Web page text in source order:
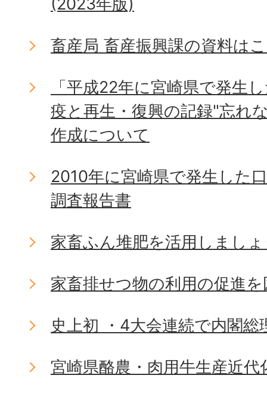
畜産局 畜産振興課の資料は
「平成22年に宮崎県で発生
疫と再生・復興の記録"忘れ
作成について
2010年に宮崎県で発生した
調査報告書
家畜ふん堆肥を活用しまし
家畜排せつ物の利用の促進
史上初 ・4大会連続で内閣総
宮崎県酪農・肉用牛生産近